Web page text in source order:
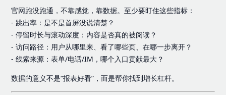
官网跑没跑通，不靠感觉，靠数据。至少要盯住这些指标：
- 跳出率：是不是首屏没说清楚？
- 停留时长与滚动深度：内容是否真的被阅读？
- 访问路径：用户从哪里来、看了哪些页、在哪一步离开？
- 线索来源：表单/电话/IM，哪个入口贡献最大？
数据的意义不是“报表好看”，而是帮你找到增长杠杆。